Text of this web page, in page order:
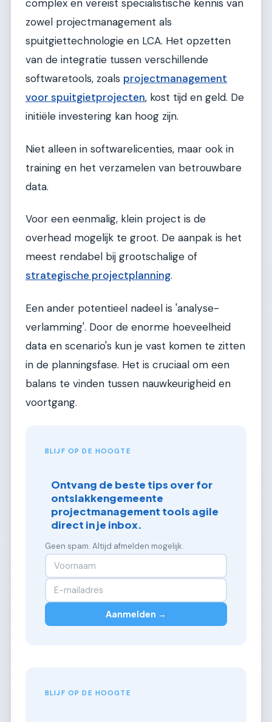
complex en vereist specialistische kennis van
zowel projectmanagement als
spuitgiettechnologie en LCA. Het opzetten
van de integratie tussen verschillende
softwaretools, zoals projectmanagement
voor spuitgietprojecten, kost tijd en geld. De
initiële investering kan hoog zijn.
Niet alleen in softwarelicenties, maar ook in
training en het verzamelen van betrouwbare
data.
Voor een eenmalig, klein project is de
overhead mogelijk te groot. De aanpak is het
meest rendabel bij grootschalige of
strategische projectplanning.
Een ander potentieel nadeel is 'analyse-
verlamming'. Door de enorme hoeveelheid
data en scenario's kun je vast komen te zitten
in de planningsfase. Het is cruciaal om een
balans te vinden tussen nauwkeurigheid en
voortgang.
BLIJF OP DE HOOGTE
Ontvang de beste tips over for
ontslakkengemeente
projectmanagement tools agile
direct in je inbox.
Geen spam. Altijd afmelden mogelijk.
Aanmelden →
BLIJF OP DE HOOGTE